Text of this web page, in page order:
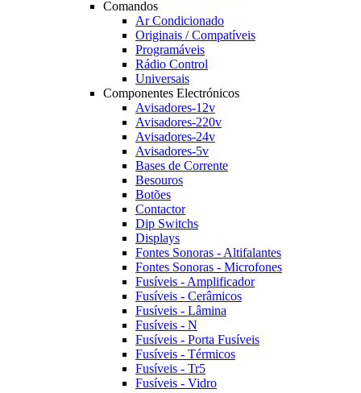
Comandos
Ar Condicionado
Originais / Compatíveis
Programáveis
Rádio Control
Universais
Componentes Electrónicos
Avisadores-12v
Avisadores-220v
Avisadores-24v
Avisadores-5v
Bases de Corrente
Besouros
Botões
Contactor
Dip Switchs
Displays
Fontes Sonoras - Altifalantes
Fontes Sonoras - Microfones
Fusíveis - Amplificador
Fusíveis - Cerâmicos
Fusíveis - Lâmina
Fusíveis - N
Fusíveis - Porta Fusíveis
Fusíveis - Térmicos
Fusíveis - Tr5
Fusíveis - Vidro